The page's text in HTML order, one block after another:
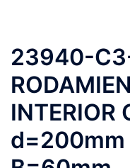
23940-
INTERIOR